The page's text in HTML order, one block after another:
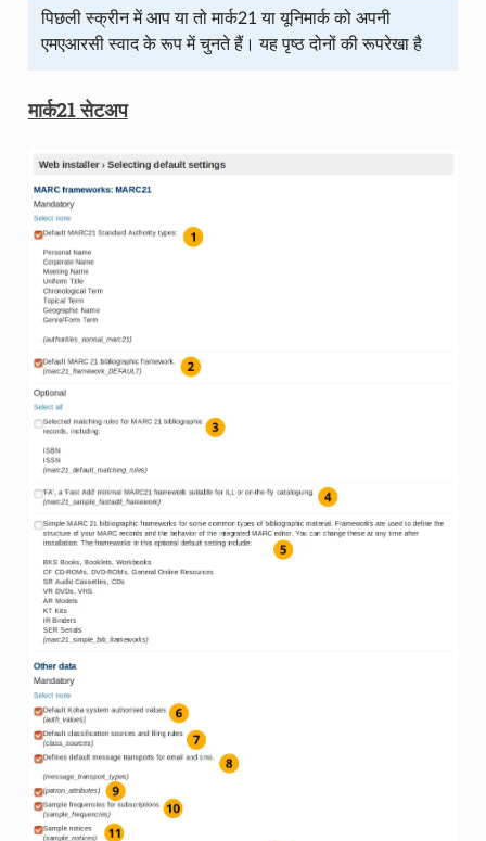
पिछली स्क्रीन में आप या तो मार्क21 या यूनिमार्क को अपनी
एमएआरसी स्वाद के रूप में चुनते हैं। यह पृष्ठ दोनों की रूपरेखा है
मार्क21 सेटअप